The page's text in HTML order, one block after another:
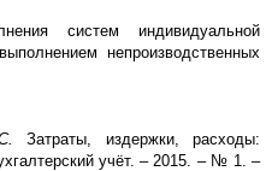
систем индивидуальной
непроизводственных
Затраты, издержки, расходы:
учёт. – 2015. – № 1. –